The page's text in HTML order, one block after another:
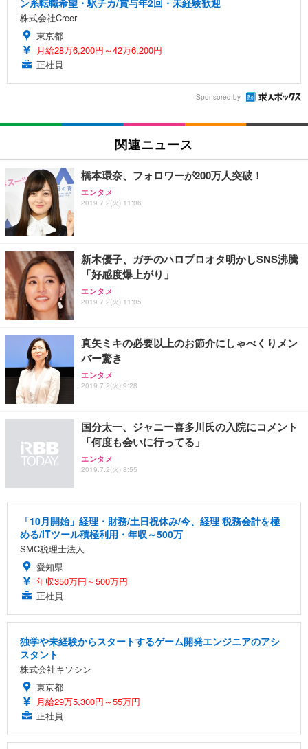
株式会社Creer
東京都
月給28万6,200円～42万6,200円
正社員
Sponsored by
関連ニュース
橋本環奈、フォロワーが200万人突破！
エンタメ
2019.7.2(火) 11:06
新木優子、ガチのハロプロオタ明かしSNS沸騰
「好感度爆上がり」
エンタメ
2019.7.2(火) 11:05
真矢ミキの必要以上のお節介にしゃべくりメン
バー驚き
エンタメ
2019.7.2(火) 9:28
国分太一、ジャニー喜多川氏の入院にコメント
「何度も会いに行ってる」
エンタメ
2019.7.2(火) 8:55
「10月開始」経理・財務/土日祝休み/今、経理 税務会計を極
める/ITツール積極利用・年収～500万
SMC税理士法人
愛知県
年収350万円～500万円
正社員
独学や未経験からスタートするゲーム開発エンジニアのアシ
スタント
株式会社キソシン
東京都
月給29万5,300円～55万円
正社員